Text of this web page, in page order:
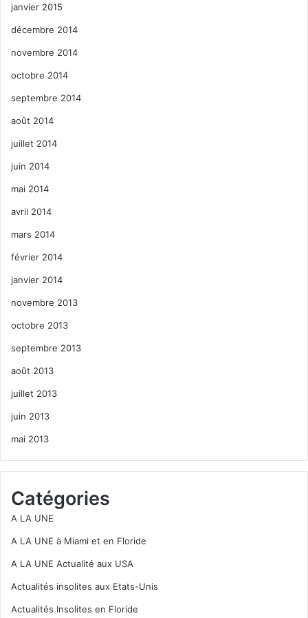
janvier 2015
décembre 2014
novembre 2014
octobre 2014
septembre 2014
août 2014
juillet 2014
juin 2014
mai 2014
avril 2014
mars 2014
février 2014
janvier 2014
novembre 2013
octobre 2013
septembre 2013
août 2013
juillet 2013
juin 2013
mai 2013
Catégories
A LA UNE
A LA UNE à Miami et en Floride
A LA UNE Actualité aux USA
Actualités insolites aux Etats-Unis
Actualités Insolites en Floride